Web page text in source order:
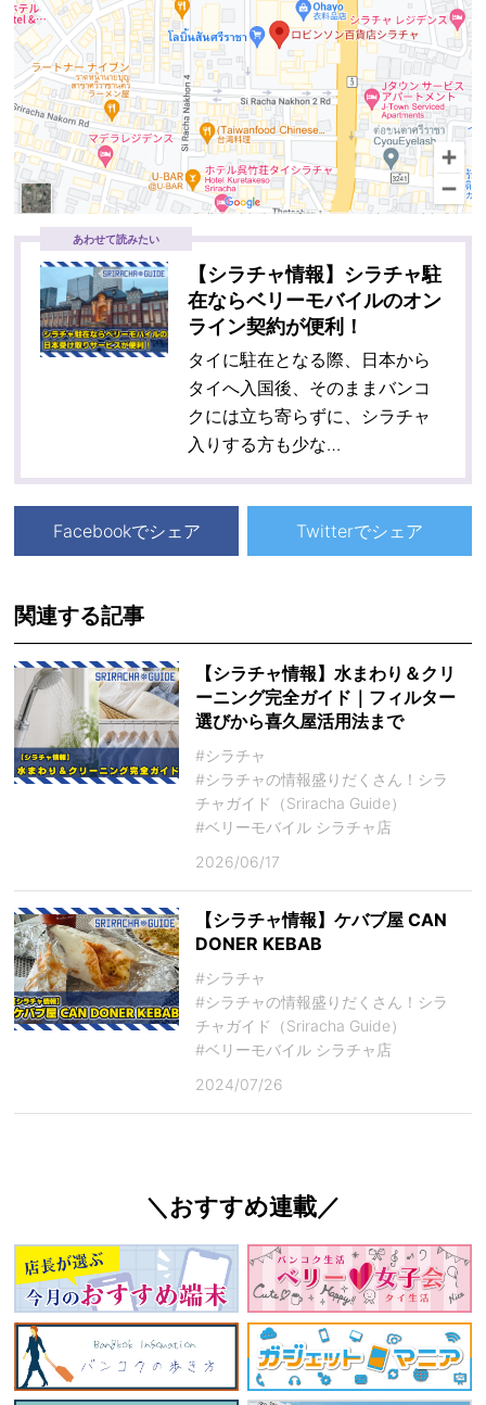
あわせて読みたい
【シラチャ情報】シラチャ駐
在ならベリーモバイルのオン
ライン契約が便利！
タイに駐在となる際、日本から
タイへ入国後、そのままバンコ
クには立ち寄らずに、シラチャ
入りする方も少な…
Facebookでシェア Twitterでシェア
関連する記事
【シラチャ情報】水まわり＆クリ
ーニング完全ガイド｜フィルター
選びから喜久屋活用法まで
#シラチャ
#シラチャの情報盛りだくさん！シラ
チャガイド（Sriracha Guide）
#ベリーモバイル シラチャ店
2026/06/17
【シラチャ情報】ケバブ屋 CAN
DONER KEBAB
#シラチャ
#シラチャの情報盛りだくさん！シラ
チャガイド（Sriracha Guide）
#ベリーモバイル シラチャ店
2024/07/26
＼おすすめ連載／